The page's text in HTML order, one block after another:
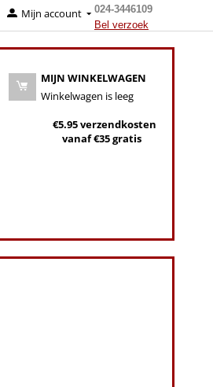
024-3446109
Bel verzoek
Mijn account
MIJN WINKELWAGEN
Winkelwagen is leeg
€5.95 verzendkosten
vanaf €35 gratis